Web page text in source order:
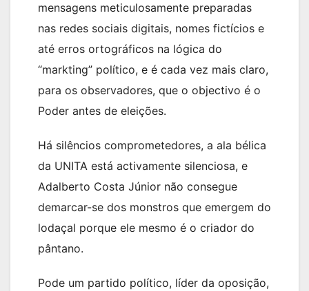
mensagens meticulosamente preparadas
nas redes sociais digitais, nomes fictícios e
até erros ortográficos na lógica do
“markting” político, e é cada vez mais claro,
para os observadores, que o objectivo é o
Poder antes de eleições.
Há silêncios comprometedores, a ala bélica
da UNITA está activamente silenciosa, e
Adalberto Costa Júnior não consegue
demarcar-se dos monstros que emergem do
lodaçal porque ele mesmo é o criador do
pântano.
Pode um partido político, líder da oposição,